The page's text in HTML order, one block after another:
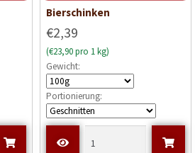
Bierschinken
€2,39
(€23,90 pro 1 kg)
Gewicht:
Portionierung: